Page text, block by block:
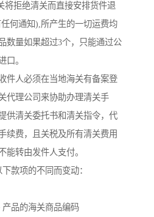
将拒绝清关而直接安排货件退
何通知),所产生的一切运费均
数量如果超过3个，只能通过公
口。
件人必须在当地海关有备案登
代理公司来协助办理清关手
供清关委托书和清关指令，代
续费，且关税及所有清关费用
能转由发件人支付。
款项的不同而变动：
产品的海关商品编码